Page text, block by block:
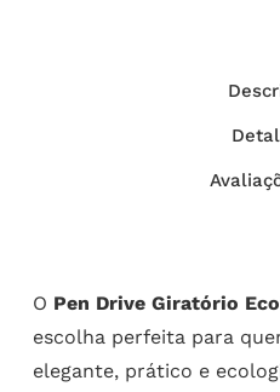
O Pen Drive Giratório
escolha perfeita para
elegante, prático e